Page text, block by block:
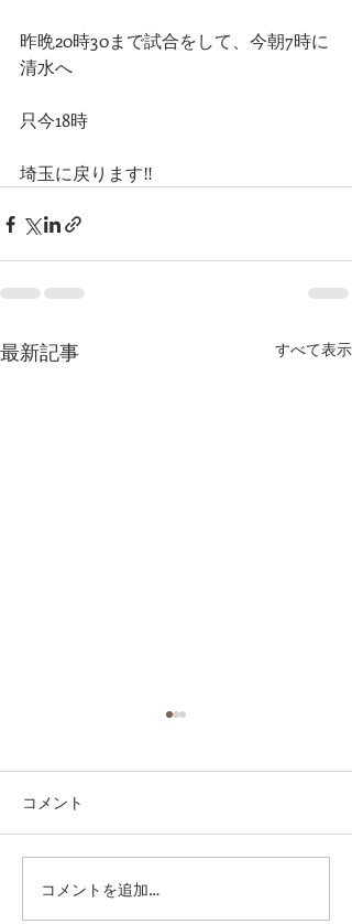
昨晩20時30まで試合をして、今朝7時に
清水へ
只今18時
埼玉に戻ります‼️
最新記事 すべて表示
第41回日本クラブユース
サッカー選手権（U-15）
コメント
コメントを追加…